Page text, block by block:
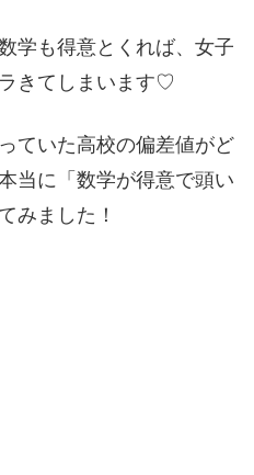
学も得意とくれば、女子
きてしまいます♡
ていた高校の偏差値がど
当に「数学が得意で頭い
みました！